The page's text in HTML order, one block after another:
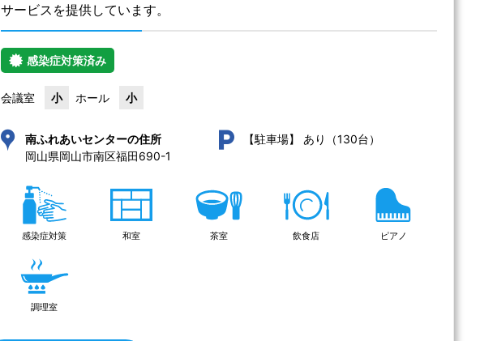
サービスを提供しています。
感染症対策済み
会議室 小 ホール 小
南ふれあいセンターの住所
岡山県岡山市南区福田690-1
【駐車場】 あり（130台）
感染症対策 和室 茶室 飲食店 ピアノ
調理室